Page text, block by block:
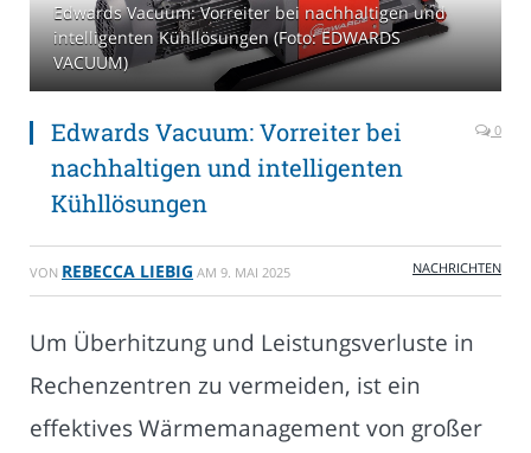
Edwards Vacuum: Vorreiter bei nachhaltigen und
intelligenten Kühllösungen (Foto: EDWARDS
VACUUM)
Edwards Vacuum: Vorreiter bei
nachhaltigen und intelligenten
Kühllösungen
0
VON REBECCA LIEBIG AM 9. MAI 2025 NACHRICHTEN
Um Überhitzung und Leistungsverluste in
Rechenzentren zu vermeiden, ist ein
effektives Wärmemanagement von großer